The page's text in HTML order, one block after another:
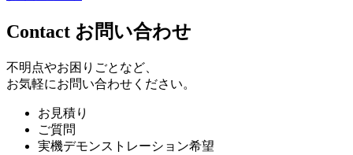
Contact お問い合わせ
不明点やお困りごとなど、
お気軽にお問い合わせください。
お見積り
ご質問
実機デモンストレーション希望